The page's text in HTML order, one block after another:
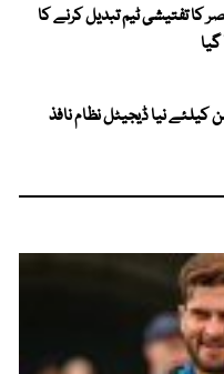
کا تفتیشی ٹیم تبدیل کرنے کا
کیلئے نیا ڈیجیٹل نظام نافذ